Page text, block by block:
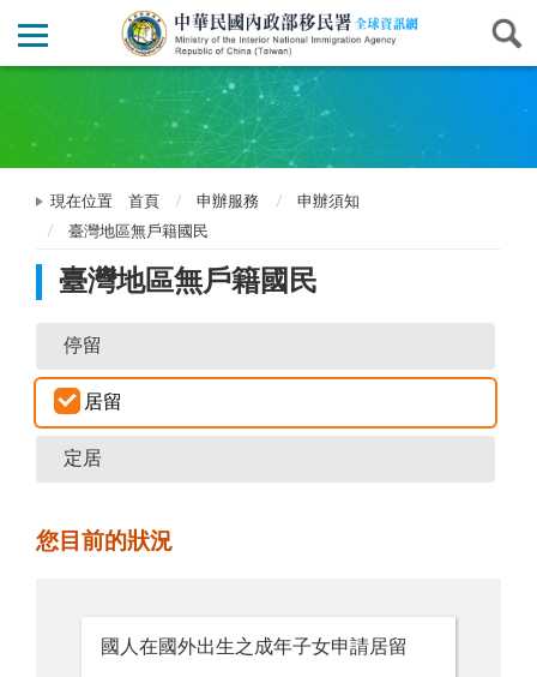
現在位置 首頁 申辦服務
申辦須知
臺灣地區無戶籍國民
臺灣地區無戶籍國民
停留
居留
定居
您目前的狀況
國人在國外出生之成年子女申請居留